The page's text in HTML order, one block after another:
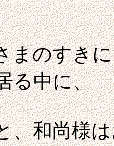
まのすき
る中に、
、和尚様